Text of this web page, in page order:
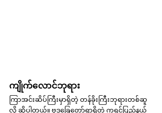
ကျိုက်လောင်ဘုရား
ကြာအင်းဆိပ်ကြီးမှာရှိတဲ့ တန်ခိုးကြီးဘုရားတစ်ဆူ
လို့ ဆိုပါတယ်။ ဗုဒ္ဓခြေတော်ရာရှိတဲ့ ကရင်ပြည်နယ်